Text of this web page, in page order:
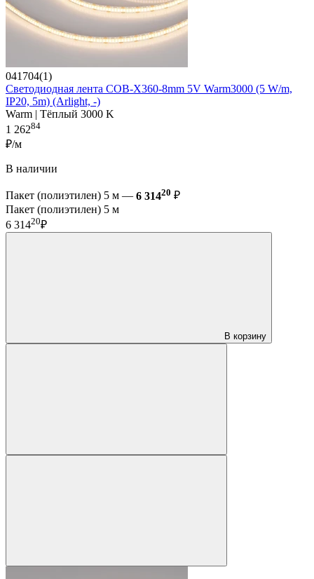
041704(1)
Светодиодная лента COB-X360-8mm 5V Warm3000 (5 W/m,
IP20, 5m) (Arlight, -)
Warm | Тёплый 3000 K
1 26284
₽/м
В наличии
Пакет (полиэтилен) 5 м — 6 31420 ₽
Пакет (полиэтилен) 5 м
6 31420₽
В корзину